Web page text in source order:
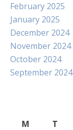
February 2025
January 2025
December 2024
November 2024
October 2024
September 2024
M
T